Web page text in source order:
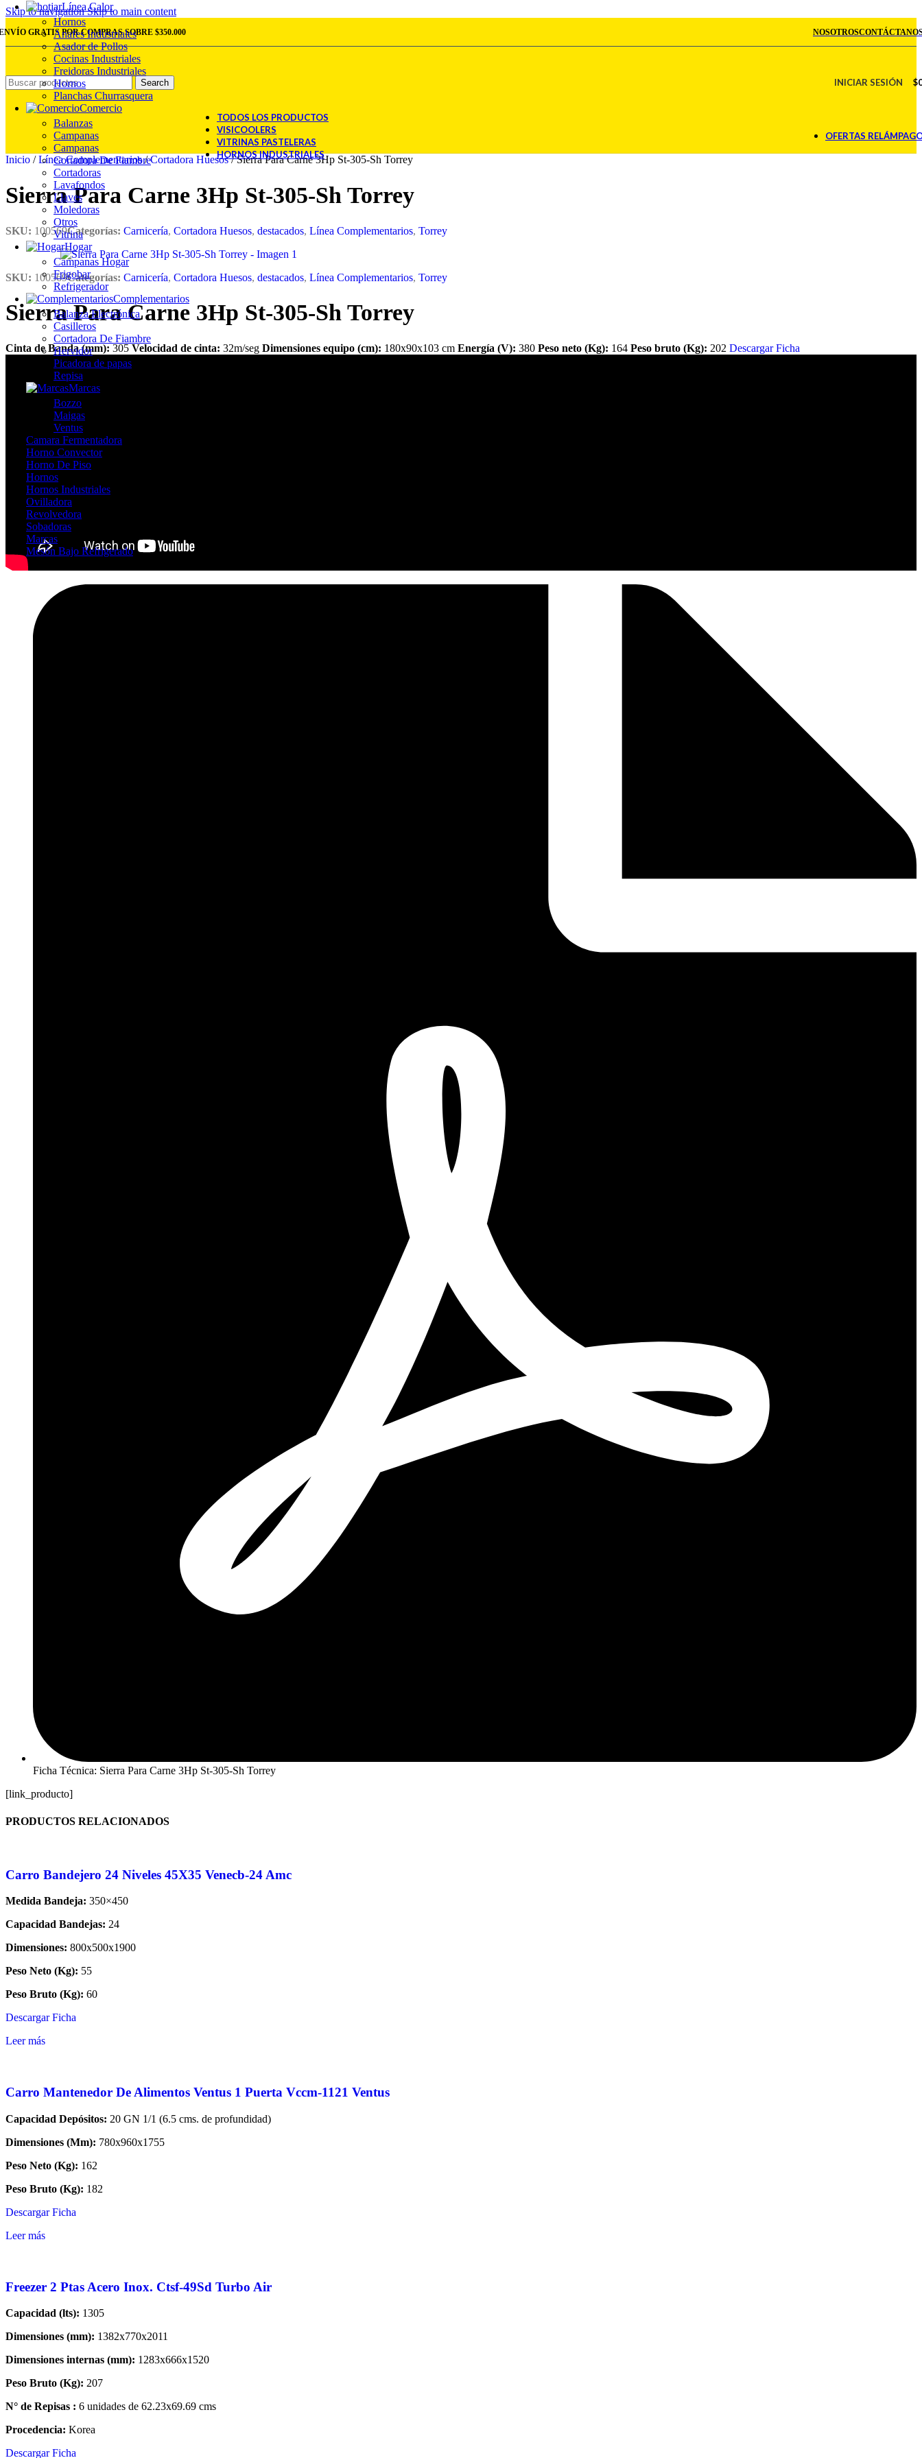
Skip to navigationSkip to main content
GRATIS POR COMPRAS SOBRE $350.000 NOSOTROS
Search INICIAR SESIÓN $
Línea Calor
Hornos
Anafes Industriales
Asador de Pollos
Cocinas Industriales
Freidoras Industriales
Hornos
Planchas Churrasquera
Comercio
Balanzas
Campanas
Campanas
Cortadora De Fiambre
Cortadoras
Lavafondos
Llaves
Moledoras
Otros
Vitrina
Hogar
Campanas Hogar
Frigobar
Refrigerador
Complementarios
Balanza Electrónica
Casilleros
Cortadora De Fiambre
Hervidor
Picadora de papas
Repisa
Marcas
Bozzo
Maigas
Ventus
Camara Fermentadora
Horno Convector
Horno De Piso
Hornos
Hornos Industriales
Ovilladora
Revolvedora
Sobadoras
Marcas
Mesón Bajo Refrigerado
TODOS LOS PRODUCTOS
VISICOOLERS
VITRINAS PASTELERAS
HORNOS INDUSTRIALES
OFERTAS
Inicio / Línea Complementarios/ Cortadora Huesos/ Sierra Para Carne 3Hp St-305-Sh Torrey
Sierra Para Carne 3Hp St-305-Sh Torrey
SKU: 100569Categorías: Carnicería, Cortadora Huesos, destacados, Línea Complementarios, Torrey
SKU: 100569Categorías: Carnicería, Cortadora Huesos, destacados, Línea Complementarios, Torrey
Sierra Para Carne 3Hp St-305-Sh Torrey
Cinta de Banda (mm): 305 Velocidad de cinta: 32m/seg Dimensiones equipo (cm): 180x90x103 cm Energía (V): 380 Peso neto (Kg): 164 Peso bruto (Kg): 202 Descargar Ficha
Ficha Técnica: Sierra Para Carne 3Hp St-305-Sh Torrey
[link_producto]
PRODUCTOS RELACIONADOS
Carro Bandejero 24 Niveles 45X35 Venecb-24 Amc
Medida Bandeja: 350×450
Capacidad Bandejas: 24
Dimensiones: 800x500x1900
Peso Neto (Kg): 55
Peso Bruto (Kg): 60
Descargar Ficha
Leer más
Carro Mantenedor De Alimentos Ventus 1 Puerta Vccm-1121 Ventus
Capacidad Depósitos: 20 GN 1/1 (6.5 cms. de profundidad)
Dimensiones (Mm): 780x960x1755
Peso Neto (Kg): 162
Peso Bruto (Kg): 182
Descargar Ficha
Leer más
Freezer 2 Ptas Acero Inox. Ctsf-49Sd Turbo Air
Capacidad (lts): 1305
Dimensiones (mm): 1382x770x2011
Dimensiones internas (mm): 1283x666x1520
Peso Bruto (Kg): 207
N° de Repisas : 6 unidades de 62.23x69.69 cms
Procedencia: Korea
Descargar Ficha